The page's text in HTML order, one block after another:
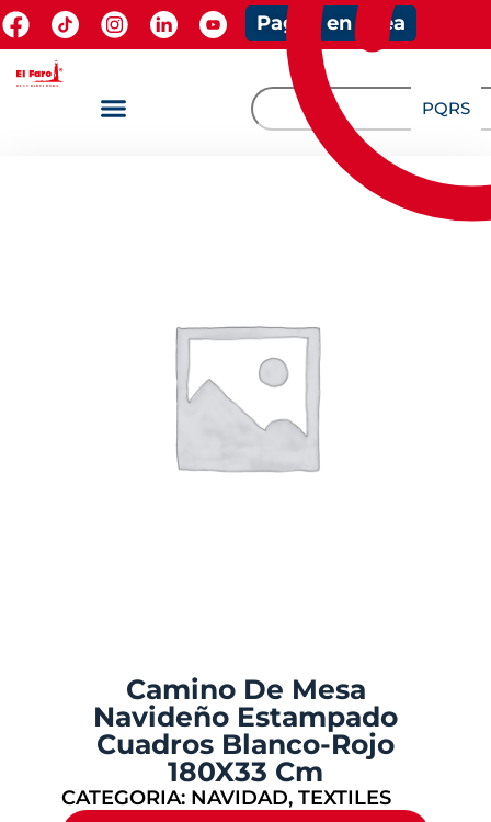
Pagos en línea
PQRS
Camino De Mesa
Navideño Estampado
Cuadros Blanco-Rojo
180X33 Cm
CATEGORIA: NAVIDAD, TEXTILES